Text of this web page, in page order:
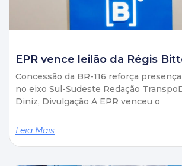
EPR vence leilão da Régis
Concessão da BR-116 reforça
no eixo Sul-Sudeste Redação
Diniz, Divulgação A EPR venceu o
Leia Mais